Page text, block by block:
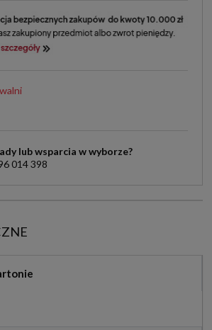
lub wsparcia w wyborze?
014 398